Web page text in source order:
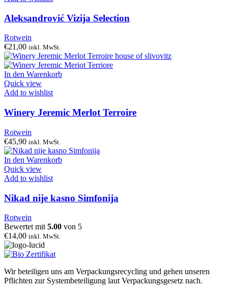
Aleksandrović Vizija Selection
Rotwein
€21,00 inkl. MwSt.
In den Warenkorb
Quick view
Add to wishlist
Winery Jeremic Merlot Terroire
Rotwein
€45,90 inkl. MwSt.
In den Warenkorb
Quick view
Add to wishlist
Nikad nije kasno Simfonija
Rotwein
Bewertet mit 5.00 von 5
€14,00 inkl. MwSt.
Wir beteiligen uns am Verpackungsrecycling und gehen unseren
Pflichten zur Systembeteiligung laut Verpackungsgesetz nach.